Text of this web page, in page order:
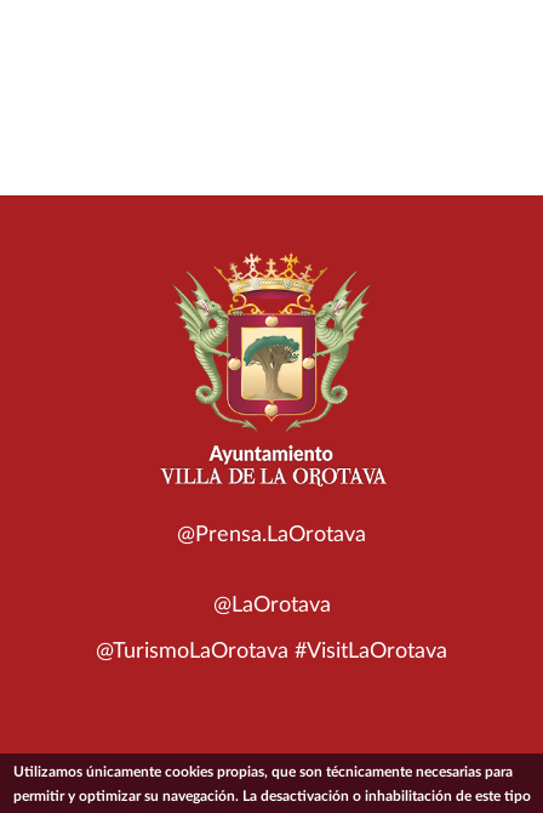
@Prensa.LaOrotava
@LaOrotava
@TurismoLaOrotava #VisitLaOrotava
© 2026 Ayuntamiento de la Villa de La Orotava
Utilizamos únicamente cookies propias, que son técnicamente necesarias para
permitir y optimizar su navegación. La desactivación o inhabilitación de este tipo